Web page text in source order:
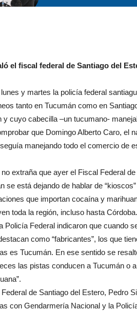
el fiscal federal de Santiago del
y martes la policía federal
tanto en Tucumán como en
y cuyo cabecilla –un tucumano-
que Domingo Alberto Caro, el
manejando todo el comercio de
extraña que ayer el Fiscal Federal
se está dejando de hablar de
que importan cocaína y
toda la región, incluso hasta Córdoba.
Policía Federal indicaron que cuando
como “fabricantes”, los que
es Tucumán. En ese sentido se
las pistas conducen a Tucumán o
de Santiago del Estero, Pedro
con Gendarmería Nacional y la